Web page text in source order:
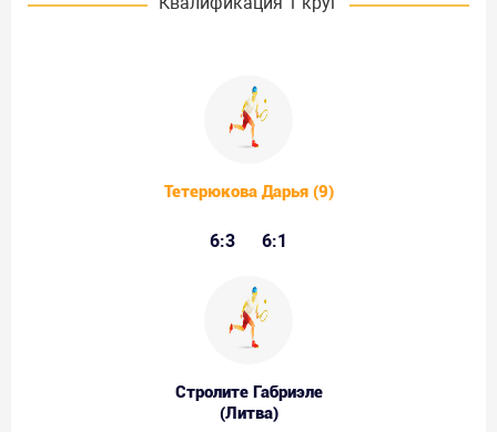
Тетерюкова Дарья (9)
6:3 6:1
Стролите Габриэле
(Литва)